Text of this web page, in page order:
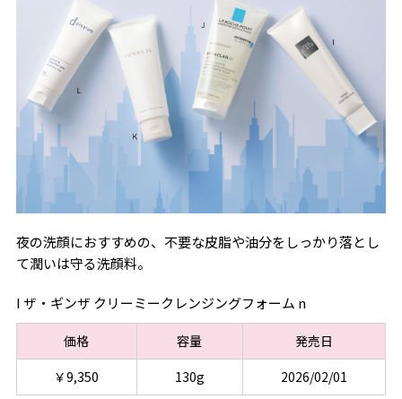
夜の洗顔におすすめの、不要な皮脂や油分をしっかり落とし
て潤いは守る洗顔料。
I ザ・ギンザ クリーミークレンジングフォーム n
価格 容量
発売日
￥9,350
130g 2026/02/01